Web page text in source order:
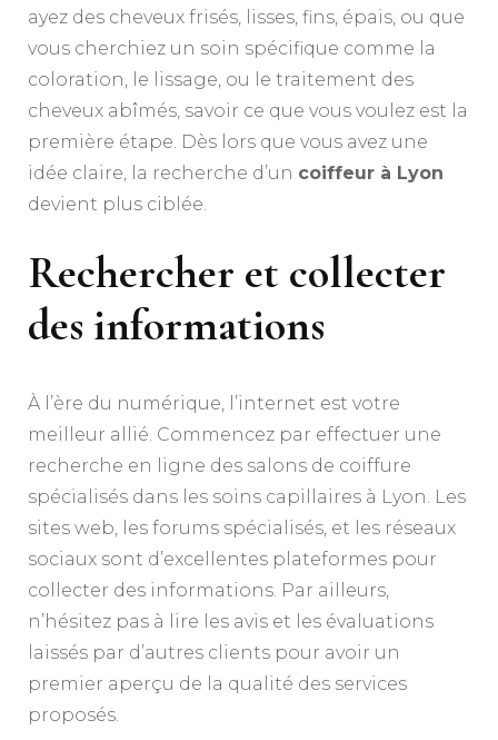
ayez des cheveux frisés, lisses, fins, épais, ou que
vous cherchiez un soin spécifique comme la
coloration, le lissage, ou le traitement des
cheveux abîmés, savoir ce que vous voulez est la
première étape. Dès lors que vous avez une
idée claire, la recherche d’un coiffeur à Lyon
devient plus ciblée.
Rechercher et collecter
des informations
À l’ère du numérique, l’internet est votre
meilleur allié. Commencez par effectuer une
recherche en ligne des salons de coiffure
spécialisés dans les soins capillaires à Lyon. Les
sites web, les forums spécialisés, et les réseaux
sociaux sont d’excellentes plateformes pour
collecter des informations. Par ailleurs,
n’hésitez pas à lire les avis et les évaluations
laissés par d’autres clients pour avoir un
premier aperçu de la qualité des services
proposés.